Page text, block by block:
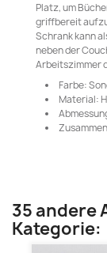
Platz, um
griffbereit
Schrank kann
neben der
Arbeitszimmer
Farbe:
Material:
35 andere
Kategorie: